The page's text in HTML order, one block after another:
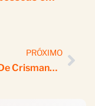
PRÓXIMO
Retiros De Crismandos Fortalecem Fé No Anchietanum